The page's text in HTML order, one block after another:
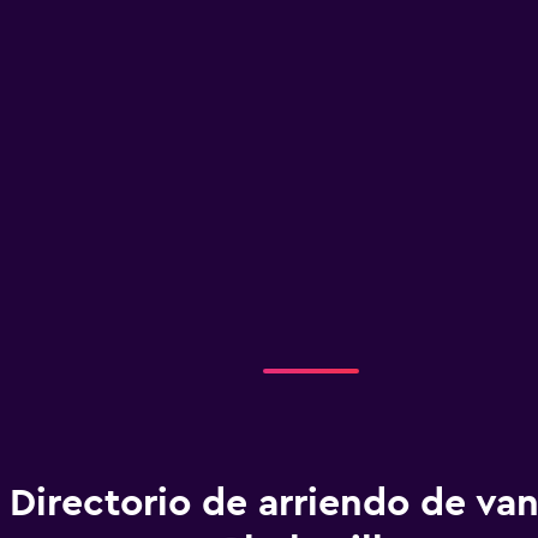
Directorio de arriendo de